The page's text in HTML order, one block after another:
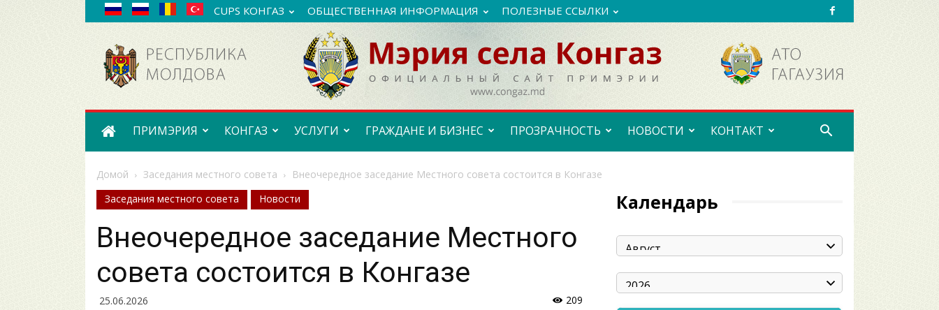
CUPS КОНГАЗ ОБЩЕСТВЕННАЯ ИНФОРМАЦИЯ ПОЛЕЗНЫЕ ССЫЛКИ
села
Конгаз
ПРИМЭРИЯ КОНГАЗ УСЛУГИ ГРАЖДАНЕ И БИЗНЕС ПРОЗРАЧНОСТЬ НОВОСТИ КОНТАКТ
Домой Заседания местного совета
Внеочередное заседание Местного совета состоится в Конгазе
Заседания местного совета
Новости
Внеочередное заседание Местного
совета состоится в Конгазе
25.06.2026 209
Календарь